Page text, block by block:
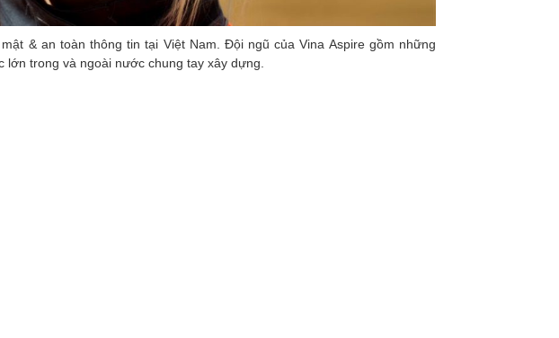
& an toàn thông tin tại Việt Nam. Đội ngũ của Vina Aspire gồm những
lớn trong và ngoài nước chung tay xây dựng.